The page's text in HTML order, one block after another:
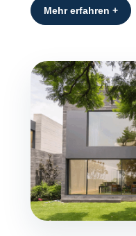
Mehr erfahren +